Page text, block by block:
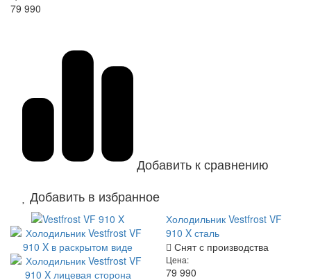
79 990
Добавить к сравнению
Добавить в избранное
Холодильник Vestfrost VF
910 X сталь
Снят с производства
Цена:
79 990